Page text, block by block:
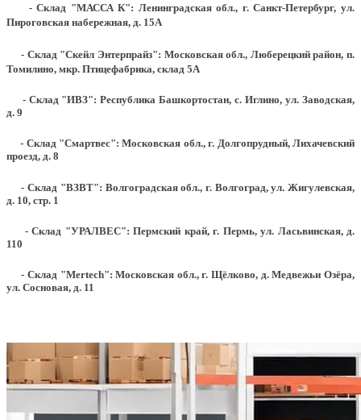
- Склад "МАССА К": Ленинградская обл., г. Санкт-Петербург, ул.
Пироговская набережная, д. 15А
- Склад "Скейл Энтерпрайз": Московская обл., Люберецкий район, п.
Томилино, мкр. Птицефабрика, склад 5А
- Склад "ИВЗ": Республика Башкортостан, с. Иглино, ул. Заводская,
д. 9
- Склад "Смартвес":Московская обл., г. Долгопрудный, Лихачевский
проезд, д. 8
- Склад "ВЗВТ": Волгоградская обл., г. Волгоград, ул. Жигулевская,
д. 10, стр. 1
- Склад "УРАЛВЕС": Пермский край, г. Пермь, ул. Ласьвинская, д.
110
- Склад "Mertech": Московская обл., г. Щёлково, д. Медвежьи Озёра,
ул. Сосновая, д. 11